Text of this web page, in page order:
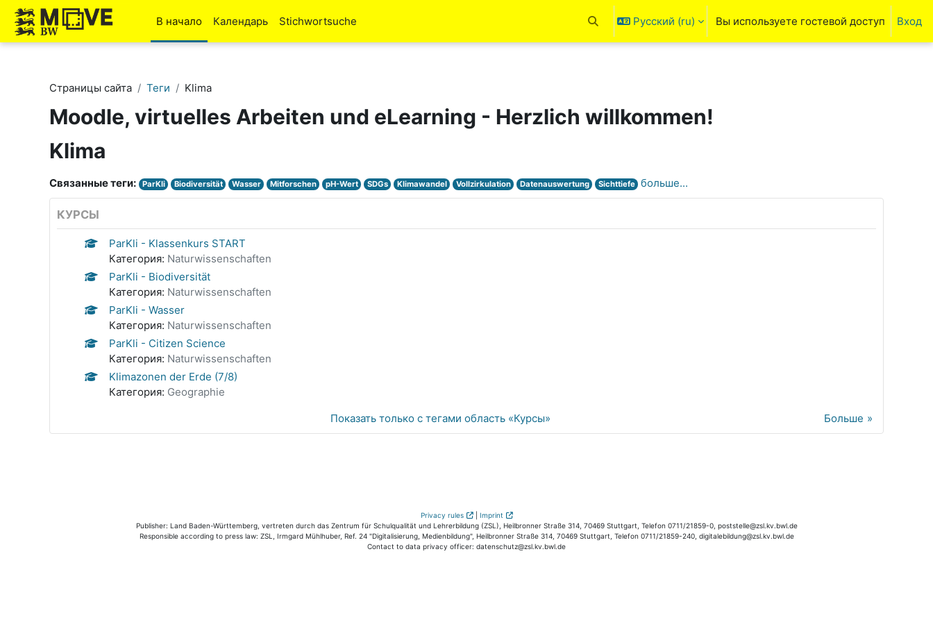
Перейти к основному содержанию
В начало
Календарь Stichwortsuche Изменить данные поисковой строки
Русский ‎(ru)‎ Вы используете гостевой доступ Вход
Страницы сайта Теги Klima
Moodle, virtuelles Arbeiten und eLearning - Herzlich willkommen!
Klima
Связанные теги: ParKli Biodiversität Wasser Mitforschen pH-Wert SDGs Klimawandel Vollzirkulation Datenauswertung Sichttiefe больше...
КУРСЫ
ParKli - Klassenkurs START
Категория: Naturwissenschaften
ParKli - Biodiversität
Категория: Naturwissenschaften
ParKli - Wasser
Категория: Naturwissenschaften
ParKli - Citizen Science
Категория: Naturwissenschaften
Klimazonen der Erde (7/8)
Категория: Geographie
Больше
Показать только с тегами область «Курсы»
Privacy rules | Imprint
Publisher: Land Baden-Württemberg, vertreten durch das Zentrum für Schulqualität und Lehrerbildung (ZSL), Heilbronner Straße 314, 70469 Stuttgart, Telefon 0711/21859-0, poststelle@zsl.kv.bwl.de
Responsible according to press law: ZSL, Irmgard Mühlhuber, Ref. 24 "Digitalisierung, Medienbildung", Heilbronner Straße 314, 70469 Stuttgart, Telefon 0711/21859-240, digitalebildung@zsl.kv.bwl.de
Contact to data privacy officer: datenschutz@zsl.kv.bwl.de